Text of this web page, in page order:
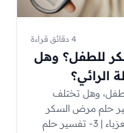
4 دقائق قراءة
للطفل؟ وهل
الرائي؟
وهل تختلف
لحالة الرائي؟ | 1- تفسير حلم مرض السكر
للطفل | 2- تفسير حلم مرض السكر للعزباء | 3- تفسير حلم